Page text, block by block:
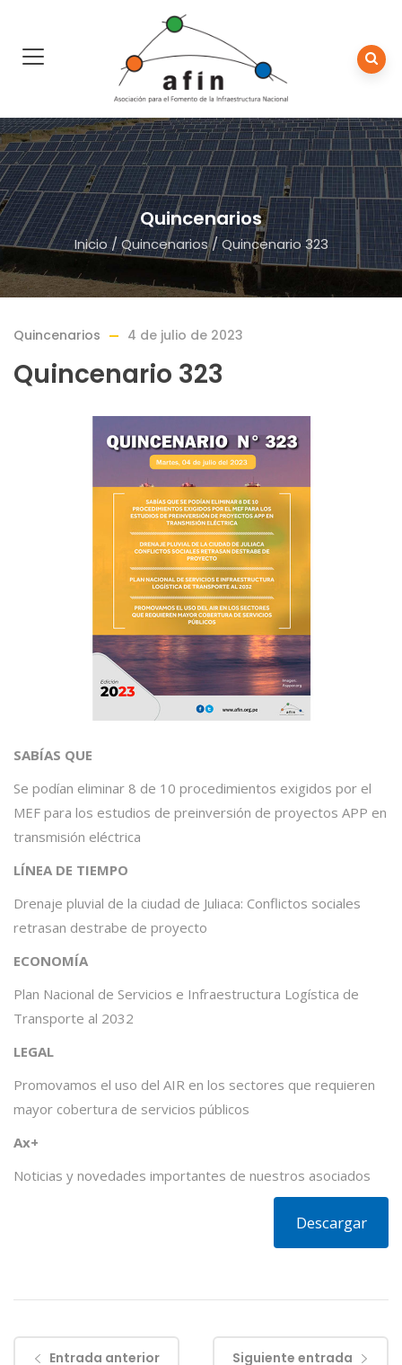
Quincenarios
Inicio/ Quincenarios/Quincenario 323
Quincenarios 4 de julio de 2023
Quincenario 323
SABÍAS QUE
Se podían eliminar 8 de 10 procedimientos exigidos por el
MEF para los estudios de preinversión de proyectos APP en
transmisión eléctrica
LÍNEA DE TIEMPO
Drenaje pluvial de la ciudad de Juliaca: Conflictos sociales
retrasan destrabe de proyecto
ECONOMÍA
Plan Nacional de Servicios e Infraestructura Logística de
Transporte al 2032
LEGAL
Promovamos el uso del AIR en los sectores que requieren
mayor cobertura de servicios públicos
Ax+
Noticias y novedades importantes de nuestros asociados
Descargar
Entrada anterior Siguiente entrada